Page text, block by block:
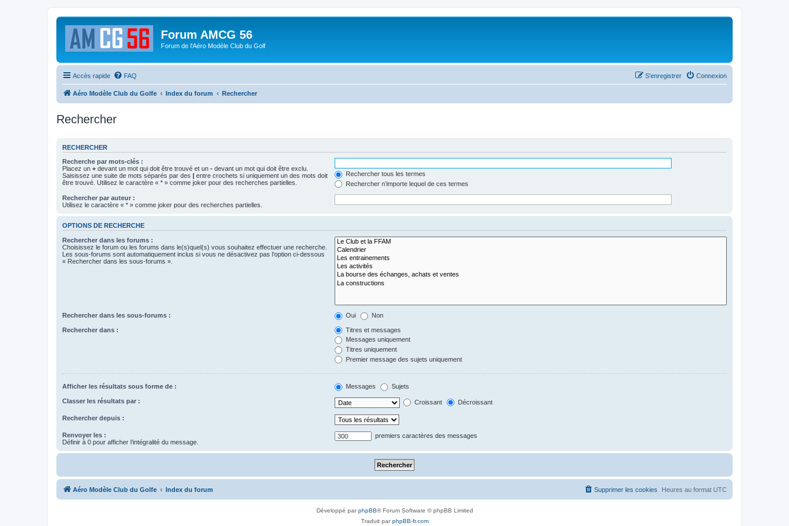
Forum AMCG 56
Forum de l'Aéro Modèle Club du Golf
Accès rapide FAQ Connexion
S’enregistrer
Aéro Modèle Club du Golfe Index du forum Rechercher
Rechercher
RECHERCHER
Recherche par mots-clés :
Placez un + devant un mot qui doit être trouvé et un - devant un mot qui doit être exclu.
Saisissez une suite de mots séparés par des | entre crochets si uniquement un des mots doit
être trouvé. Utilisez le caractère « * » comme joker pour des recherches partielles.
Rechercher tous les termes
Rechercher n’importe lequel de ces termes
Rechercher par auteur :
Utilisez le caractère « * » comme joker pour des recherches partielles.
OPTIONS DE RECHERCHE
Rechercher dans les forums :
Choisissez le forum ou les forums dans le(s)quel(s) vous souhaitez effectuer une recherche.
Les sous-forums sont automatiquement inclus si vous ne désactivez pas l’option ci-dessous
« Rechercher dans les sous-forums ».
Rechercher dans les sous-forums : Oui Non
Rechercher dans :
Titres et messages
Messages uniquement
Titres uniquement
Premier message des sujets uniquement
Afficher les résultats sous forme de : Messages Sujets
Classer les résultats par : Croissant Décroissant
Rechercher depuis :
Renvoyer les :
Définir à 0 pour afficher l’intégralité du message.
premiers caractères des messages
Aéro Modèle Club du Golfe Index du forum Heures au format UTC
Supprimer les cookies
Développé parphpBB® Forum Software © phpBB Limited
Traduit parphpBB-fr.com